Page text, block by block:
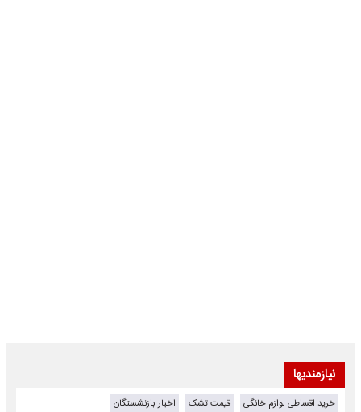
نیازمندیها
خرید اقساطی لوازم خانگی قیمت تشک
اخبار بازنشستگان